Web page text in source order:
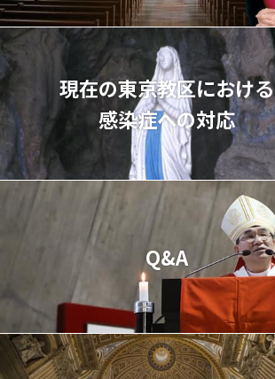
現在の東京教区における
感染症への対応
Q&A